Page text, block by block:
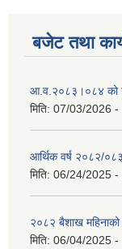
बजेट तथा
आ.व.२०८३।०८४ को
मिति: 07/03/2026 -
आर्थिक वर्ष २०८२/०८३
मिति: 06/24/2025 -
२०८२ बैशाख महिनाको
मिति: 06/04/2025 -